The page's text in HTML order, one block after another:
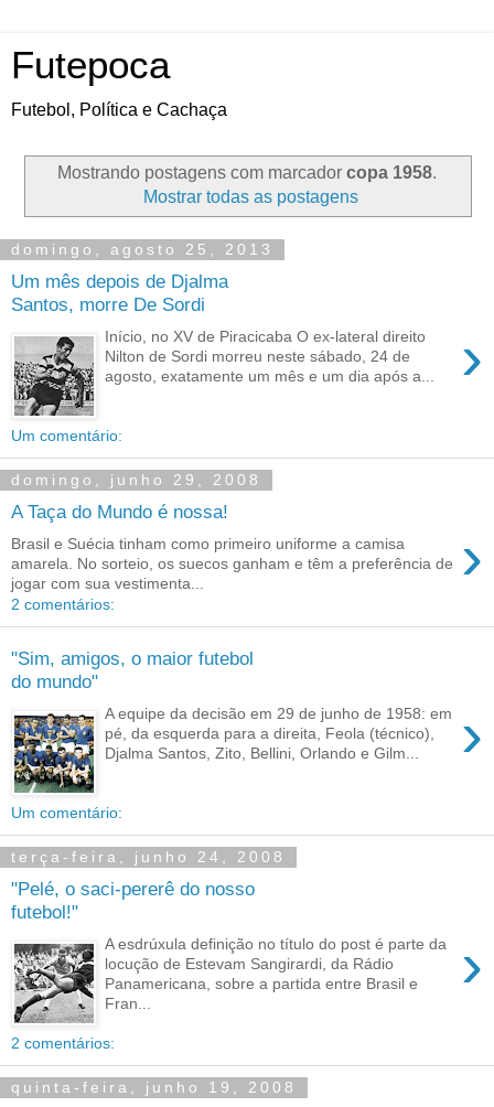
Futepoca
Futebol, Política e Cachaça
Mostrando postagens com marcador copa 1958.
Mostrar todas as postagens
domingo, agosto 25, 2013
Um mês depois de Djalma
Santos, morre De Sordi
›
Início, no XV de Piracicaba O ex-lateral direito
Nilton de Sordi morreu neste sábado, 24 de
agosto, exatamente um mês e um dia após a...
Um comentário:
domingo, junho 29, 2008
A Taça do Mundo é nossa!
›
Brasil e Suécia tinham como primeiro uniforme a camisa
amarela. No sorteio, os suecos ganham e têm a preferência de
jogar com sua vestimenta...
2 comentários:
"Sim, amigos, o maior futebol
do mundo"
›
A equipe da decisão em 29 de junho de 1958: em
pé, da esquerda para a direita, Feola (técnico),
Djalma Santos, Zito, Bellini, Orlando e Gilm...
Um comentário:
terça-feira, junho 24, 2008
"Pelé, o saci-pererê do nosso
futebol!"
›
A esdrúxula definição no título do post é parte da
locução de Estevam Sangirardi, da Rádio
Panamericana, sobre a partida entre Brasil e
Fran...
2 comentários:
quinta-feira, junho 19, 2008